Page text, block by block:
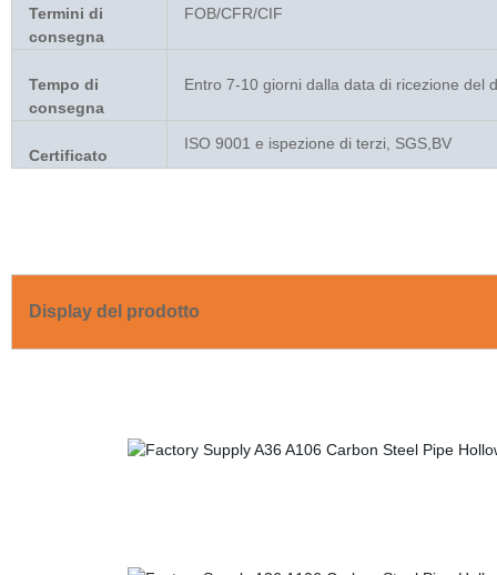
Termini di
consegna
FOB/CFR/CIF
Tempo di
consegna
Entro 7-10 giorni dalla data di ricezione del
Certificato
ISO 9001 e ispezione di terzi, SGS,BV
Display del prodotto